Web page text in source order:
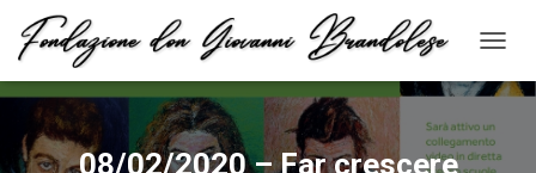
A
I
G
08/02/2020 – Far crescere